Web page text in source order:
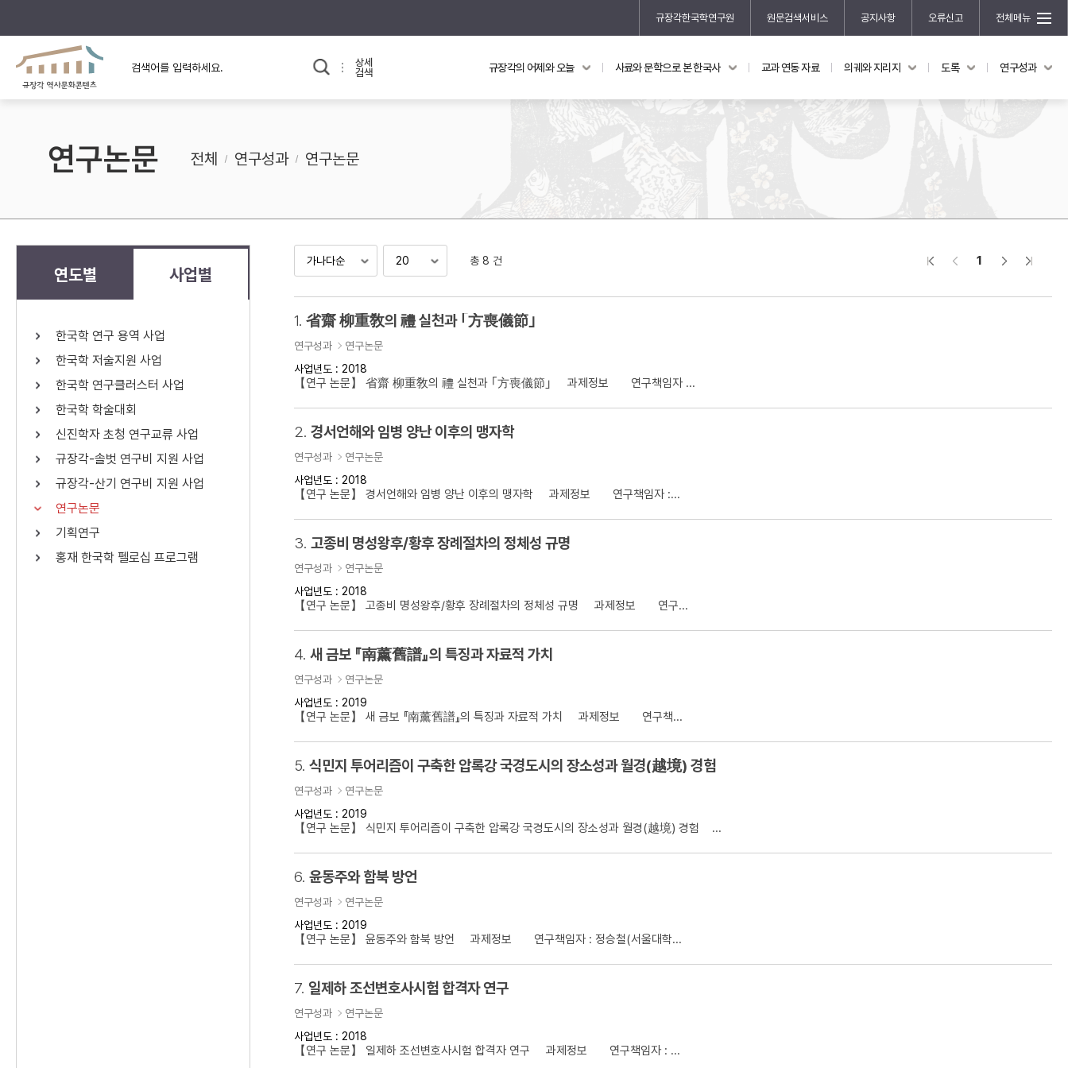
규장각한국학연구원 원문검색서비스 공지사항 오류신고 전체메뉴
규장각의 어제와 오늘
규장각 소개영상
사료와 문학으로 본
고대
조선 후기
근대
교과 연동 자료 의궤와 지리지 도록 연구성과
신진학자 초청 연구교류 사업
규장각-산기 연구비 지원 사업
상세
검색
검색 연산자 사용안내
연산자 설명
AND
OR 정조 OR 정약용 “정조” 또는 “정약용”이 포함된 자료를 검색
료를 검색
규장각의 어제와 오늘 사료와 문학으로 본 한국사 교과 연동 자료 의궤와 지리지 도록 연구성과
연구논문 전체 연구성과 연구논문
연도별 사업별
한국학 연구 용역 사업
한국학 저술지원 사업
한국학 연구클러스터 사업
한국학 학술대회
신진학자 초청 연구교류 사업
규장각-솔벗 연구비 지원 사업
규장각-산기 연구비 지원 사업
연구논문
기획연구
홍재 한국학 펠로십 프로그램
총 8 건 1
1. 省齋 柳重敎의 禮 실천과 ｢方喪儀節｣
연구성과
연구논문
사업년도 : 2018
【연구 논문】 省齋 柳重敎의 禮 실천과 ｢方喪儀節｣ 과제정보 연구책임자 ...
2. 경서언해와 임병 양난 이후의 맹자학
연구성과
연구논문
사업년도 : 2018
【연구 논문】 경서언해와 임병 양난 이후의 맹자학 과제정보 연구책임자 :...
3. 고종비 명성왕후/황후 장례절차의 정체성 규명
연구성과
연구논문
사업년도 : 2018
【연구 논문】 고종비 명성왕후/황후 장례절차의 정체성 규명 과제정보 연구...
4. 새 금보 『南薰舊譜』의 특징과 자료적 가치
연구성과
연구논문
사업년도 : 2019
【연구 논문】 새 금보 『南薰舊譜』의 특징과 자료적 가치 과제정보 연구책...
5. 식민지 투어리즘이 구축한 압록강 국경도시의 장소성과 월경(越境) 경험
연구성과
연구논문
사업년도 : 2019
【연구 논문】 식민지 투어리즘이 구축한 압록강 국경도시의 장소성과 월경(越境) 경험 ...
6. 윤동주와 함북 방언
연구성과
연구논문
사업년도 : 2019
【연구 논문】 윤동주와 함북 방언 과제정보 연구책임자 : 정승철(서울대학...
7. 일제하 조선변호사시험 합격자 연구
연구성과
연구논문
사업년도 : 2018
【연구 논문】 일제하 조선변호사시험 합격자 연구 과제정보 연구책임자 : ...